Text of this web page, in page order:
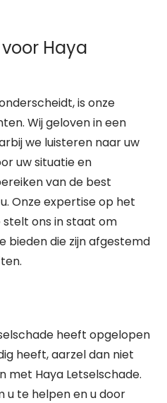
Haya
is onze
Wij geloven in een
we luisteren naar uw
uw situatie en
van de best
Onze expertise op het
ons in staat om
bieden die zijn afgestemd
heeft opgelopen
heeft, aarzel dan niet
Haya Letselschade.
u te helpen en u door